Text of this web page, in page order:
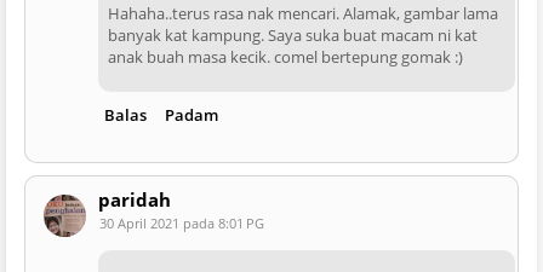
Hahaha..terus rasa nak mencari. Alamak, gambar lama
banyak kat kampung. Saya suka buat macam ni kat
anak buah masa kecik. comel bertepung gomak :)
Balas Padam
paridah
30 April 2021 pada 8:01 PG